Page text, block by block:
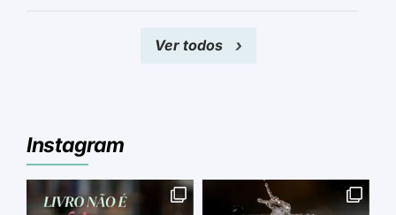
Ver todos
Instagram